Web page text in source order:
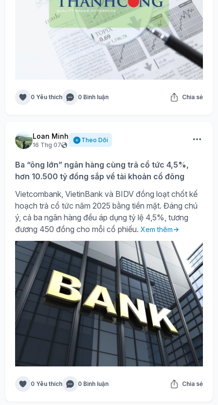
0 Yêu thích 0 Bình luận Chia sẻ
Loan Minh
16 Thg 07
Theo Dõi
Ba “ông lớn” ngân hàng cùng trả cổ tức 4,5%,
hơn 10.500 tỷ đồng sắp về tài khoản cổ đông
Vietcombank, VietinBank và BIDV đồng loạt chốt kế
hoạch trả cổ tức năm 2025 bằng tiền mặt. Đáng chú
ý, cả ba ngân hàng đều áp dụng tỷ lệ 4,5%, tương
đương 450 đồng cho mỗi cổ phiếu. Xem thêm
0 Yêu thích 0 Bình luận Chia sẻ